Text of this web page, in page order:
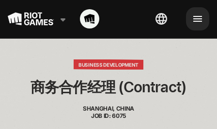
BUSINESS DEVELOPMENT
商务合作经理 (Contract)
SHANGHAI, CHINA
JOB ID: 6075